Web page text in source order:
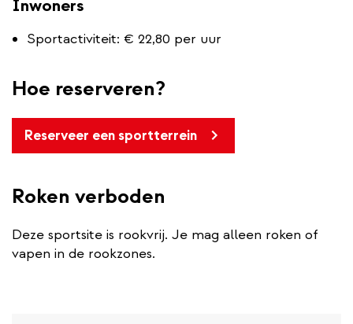
Inwoners
Sportactiviteit: € 22,80 per uur
Hoe reserveren?
Reserveer een sportterrein
Roken verboden
Deze sportsite is rookvrij. Je mag alleen roken of
vapen in de rookzones.